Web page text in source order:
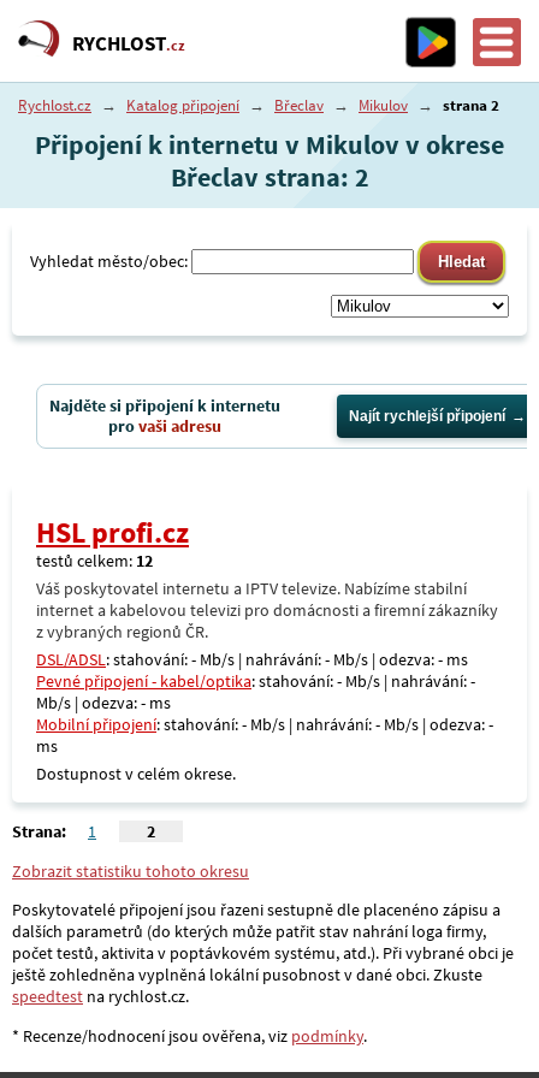
RYCHLOST.cz
Rychlost.cz → Katalog připojení → Břeclav → Mikulov → strana 2
Připojení k internetu v Mikulov v okrese
Břeclav strana: 2
Vyhledat město/obec:
Najděte si připojení k internetu
provaši adresu Najít rychlejší připojení
HSL profi.cz
testů celkem: 12
Váš poskytovatel internetu a IPTV televize. Nabízíme stabilní
internet a kabelovou televizi pro domácnosti a firemní zákazníky
z vybraných regionů ČR.
DSL/ADSL: stahování: - Mb/s | nahrávání: - Mb/s | odezva: - ms
Pevné připojení - kabel/optika: stahování: - Mb/s | nahrávání: -
Mb/s | odezva: - ms
Mobilní připojení: stahování: - Mb/s | nahrávání: - Mb/s | odezva: -
ms
Dostupnost v celém okrese.
Strana: 1
2
Zobrazit statistiku tohoto okresu
Poskytovatelé připojení jsou řazeni sestupně dle placenéno zápisu a
dalších parametrů (do kterých může patřit stav nahrání loga firmy,
počet testů, aktivita v poptávkovém systému, atd.). Při vybrané obci je
ještě zohledněna vyplněná lokální pusobnost v dané obci. Zkuste
speedtest na rychlost.cz.
* Recenze/hodnocení jsou ověřena, viz podmínky.